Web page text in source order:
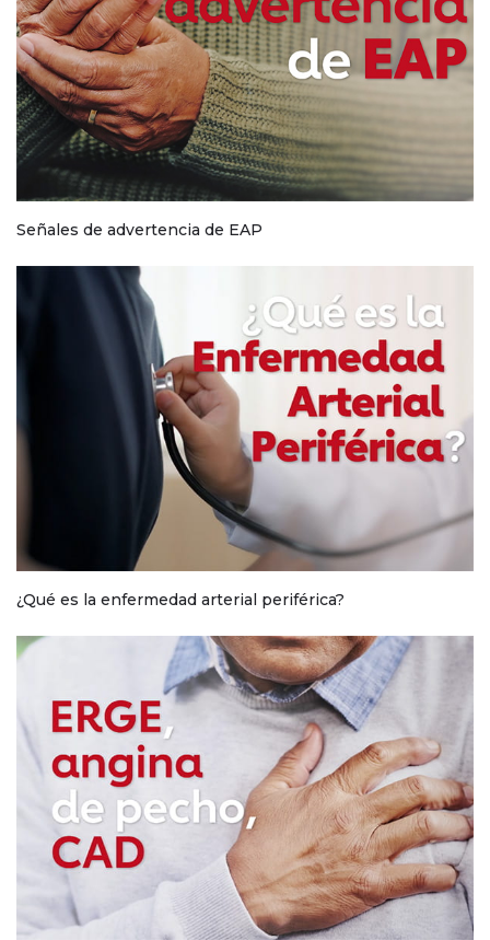
Señales de advertencia de EAP
¿Qué es la enfermedad arterial periférica?